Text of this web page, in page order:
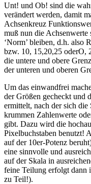
Unt! und Ob! sind die
verändert werden, damit
Achsenkreuz
muß nun die Achsenwerte
‘Norm’ bleiben, d.h. also
bzw. 10, 15,20,25 oderO,
die untere und obere
der unteren und oberen
Um das einwandfrei
der Größen gecheckt und
ermittelt, nach der sich
krummen Zahlenwerte
gibt. Dazu wird die
Pixelbuchstaben benutzt!
auf der 10er-Potenz
eine sinnvolle und
auf der Skala in
feine Teilung erfolgt dann
zu Teil!).